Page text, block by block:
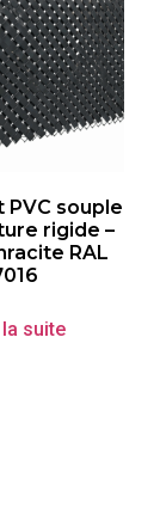
PVC souple
rigide –
RAL
la suite